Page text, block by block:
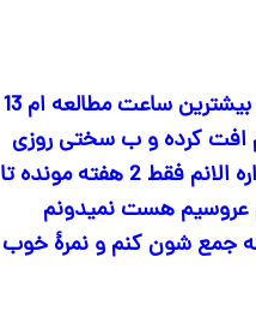
سلام خسته نباشید من دوازدهم انسانی هستم تا آخر فروردین بیشترین ساعت مطالعه ام 13
ام افت کرده و ب سختی روزی
6.7 ساعت رو میخونم حس میکنم مطالعه ام کیفیت قبل رو نداره الانم فقط 2 هفته مونده تا
بیشتر میشه 22 همین ماه هم عروسیم هست نمیدونم
جمع شون کنم و نمرهٔ خوب